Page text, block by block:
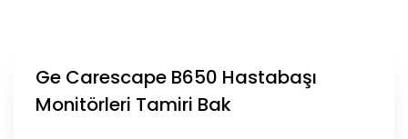
Ge Carescape B650 Hastabaşı
Monitörleri Tamiri Bak